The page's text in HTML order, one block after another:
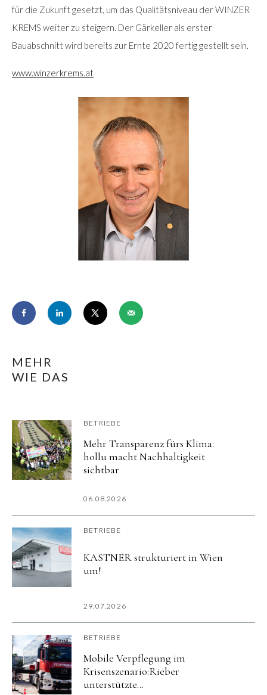
für die Zukunft gesetzt, um das Qualitätsniveau der WINZER
KREMS weiter zu steigern. Der Gärkeller als erster
Bauabschnitt wird bereits zur Ernte 2020 fertig gestellt sein.
www.winzerkrems.at
MEHR
WIE DAS
BETRIEBE
Mehr Transparenz fürs Klima:
hollu macht Nachhaltigkeit
sichtbar
06.08.2026
BETRIEBE
KASTNER strukturiert in Wien
um!
29.07.2026
BETRIEBE
Mobile Verpflegung im
Krisenszenario:Rieber
unterstützte